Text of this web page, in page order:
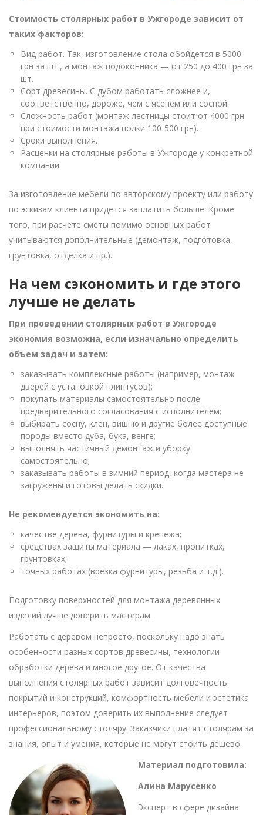
Стоимость столярных работ в Ужгороде зависит от
таких факторов:
Вид работ. Так, изготовление стола обойдется в 5000
грн за шт., а монтаж подоконника — от 250 до 400 грн за
шт.
Сорт древесины. С дубом работать сложнее и,
соответственно, дороже, чем с ясенем или сосной.
Сложность работ (монтаж лестницы стоит от 4000 грн
при стоимости монтажа полки 100-500 грн).
Сроки выполнения.
Расценки на столярные работы в Ужгороде у конкретной
компании.
За изготовление мебели по авторскому проекту или работу
по эскизам клиента придется заплатить больше. Кроме
того, при расчете сметы помимо основных работ
учитываются дополнительные (демонтаж, подготовка,
грунтовка, отделка и пр.).
На чем сэкономить и где этого
лучше не делать
При проведении столярных работ в Ужгороде
экономия возможна, если изначально определить
объем задач и затем:
заказывать комплексные работы (например, монтаж
дверей с установкой плинтусов);
покупать материалы самостоятельно после
предварительного согласования с исполнителем;
выбирать сосну, клен, вишню и другие более доступные
породы вместо дуба, бука, венге;
выполнять частичный демонтаж и уборку
самостоятельно;
заказывать работы в зимний период, когда мастера не
загружены и готовы делать скидки.
Не рекомендуется экономить на:
качестве дерева, фурнитуры и крепежа;
средствах защиты материала — лаках, пропитках,
грунтовках;
точных работах (врезка фурнитуры, резьба и т.д.).
Подготовку поверхностей для монтажа деревянных
изделий лучше доверить мастерам.
Работать с деревом непросто, поскольку надо знать
особенности разных сортов древесины, технологии
обработки дерева и многое другое. От качества
выполнения столярных работ зависит долговечность
покрытий и конструкций, комфортность мебели и эстетика
интерьеров, поэтом доверить их выполнение следует
профессиональному столяру. Заказчики платят столярам за
знания, опыт и умения, которые не могут стоить дешево.
Материал подготовила:
Алина Марусенко
Эксперт в сфере дизайна